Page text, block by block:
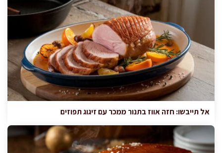
אל תייבשו: חזה אווז בתנור ממכר עם זיגוג תפוזים